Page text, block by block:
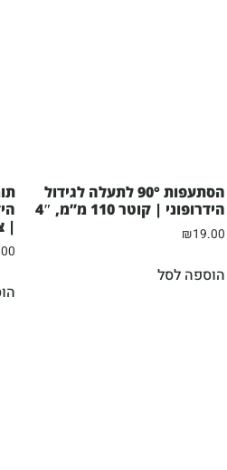
הסתעפות 90° לתעלה לגידול
הידרופוני | קוטר 110 מ”מ, 4″
₪19.00
הוספה לסל
|